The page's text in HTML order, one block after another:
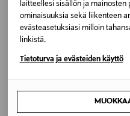
laitteellesi sisällön ja
ominaisuuksia sekä liikenteen
evästeasetuksiasi milloin
linkistä.
Tietoturva ja evästeiden käyttö
Valmistusmaa
Turkki
Valmistajan tuotenumero
LINDEX